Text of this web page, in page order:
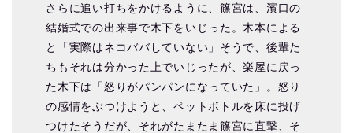
さらに追い打ちをかけるように、篠宮は、濱口の
結婚式での出来事で木下をいじった。木本による
と「実際はネコババしていない」そうで、後輩た
ちもそれは分かった上でいじったが、楽屋に戻っ
た木下は「怒りがパンパンになっていた」。怒り
の感情をぶつけようと、ペットボトルを床に投げ
つけたそうだが、それがたまたま篠宮に直撃、そ